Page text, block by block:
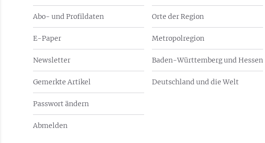
Abo- und Profildaten
E-Paper
Newsletter
Gemerkte Artikel
Passwort ändern
Abmelden
Orte der Region
Metropolregion
Baden-Württemberg und Hessen
Deutschland und die Welt